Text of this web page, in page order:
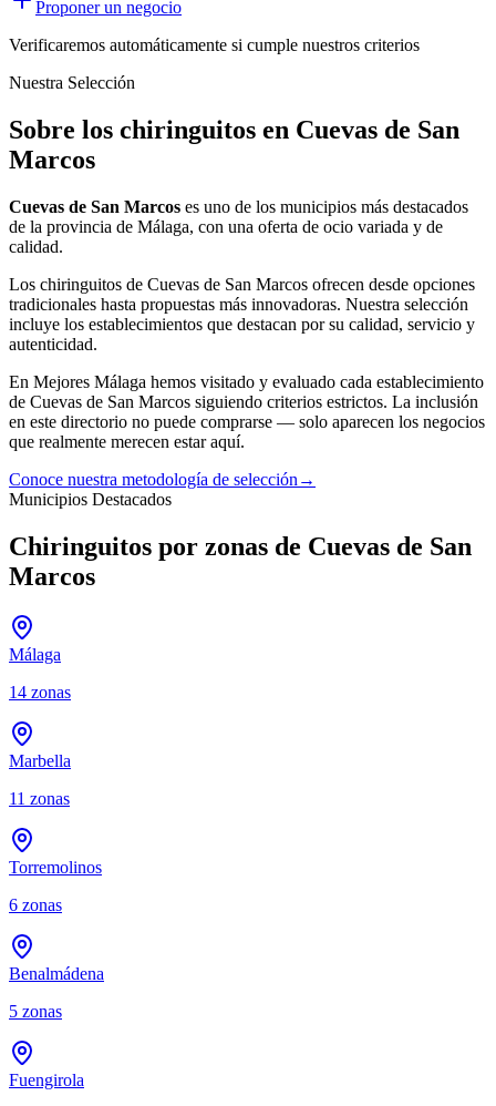
Proponer un negocio
Verificaremos automáticamente si cumple nuestros criterios
Nuestra Selección
Sobre los chiringuitos en Cuevas de San
Marcos
Cuevas de San Marcos es uno de los municipios más destacados
de la provincia de Málaga, con una oferta de ocio variada y de
calidad.
Los chiringuitos de Cuevas de San Marcos ofrecen desde opciones
tradicionales hasta propuestas más innovadoras. Nuestra selección
incluye los establecimientos que destacan por su calidad, servicio y
autenticidad.
En Mejores Málaga hemos visitado y evaluado cada establecimiento
de Cuevas de San Marcos siguiendo criterios estrictos. La inclusión
en este directorio no puede comprarse — solo aparecen los negocios
que realmente merecen estar aquí.
Conoce nuestra metodología de selección →
Municipios Destacados
Chiringuitos por zonas de Cuevas de San
Marcos
Málaga
14 zonas
Marbella
11 zonas
Torremolinos
6 zonas
Benalmádena
5 zonas
Fuengirola